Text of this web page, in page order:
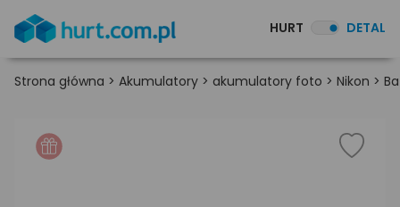
HURT DETAL
Strona główna > Akumulatory > akumulatory foto > Nikon >